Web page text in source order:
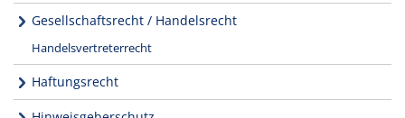
Gesellschaftsrecht / Handelsrecht
Handelsvertreterrecht
Haftungsrecht